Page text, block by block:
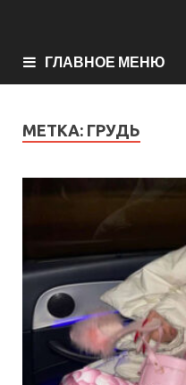
ГЛАВНОЕ МЕНЮ
МЕТКА: ГРУДЬ